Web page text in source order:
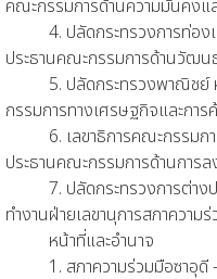
คณะกรรมการด้านความมั่นคงแ
4. ปลัดกระทรวงการท่องเ
ประธานคณะกรรมการด้านวัฒน
5. ปลัดกระทรวงพาณิชย์ ห
กรรมการทางเศรษฐกิจและการ
6. เลขาธิการคณะกรรมกา
ประธานคณะกรรมการด้านการ
7. ปลัดกระทรวงการต่างป
ทำงานฝ่ายเลขานุการสภาความ
หน้าที่และอำนาจ
1. สภาความร่วมมือซาอุดี -